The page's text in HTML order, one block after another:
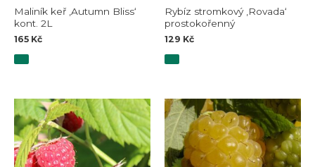
Maliník keř ‚Autumn Bliss‘
kont. 2L
165 Kč
Rybíz stromkový ‚Rovada‘
prostokořenný
129 Kč